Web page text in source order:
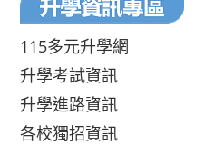
115多元升學網
升學考試資訊
升學進路資訊
各校獨招資訊